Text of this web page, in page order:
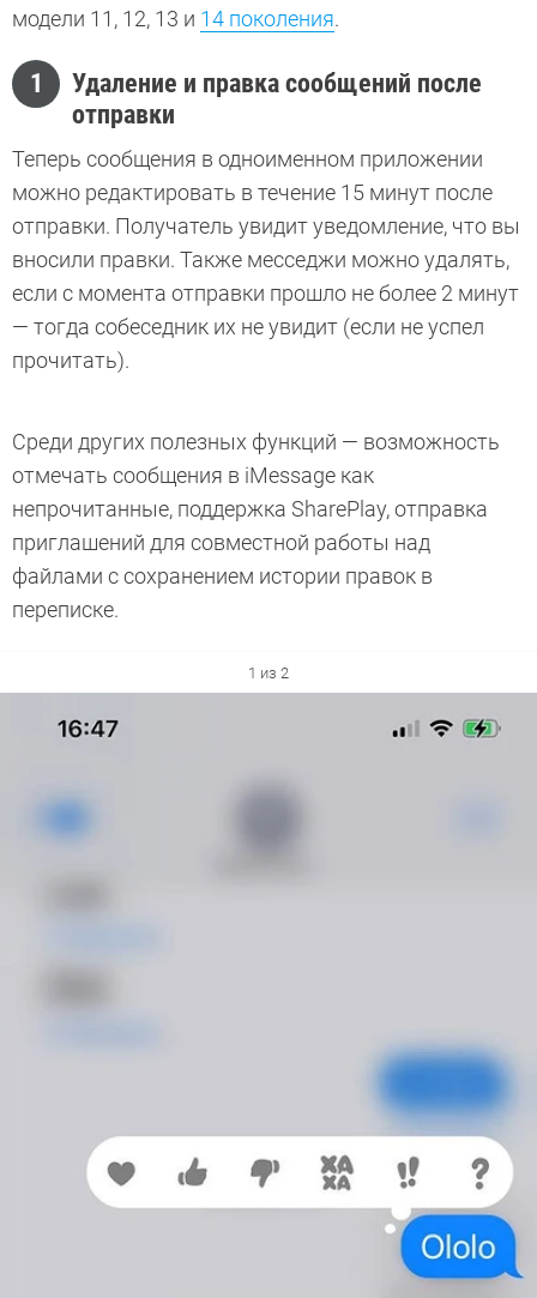
модели 11, 12, 13 и 14 поколения.
1
Удаление и правка сообщений после
отправки
Теперь сообщения в одноименном приложении
можно редактировать в течение 15 минут после
отправки. Получатель увидит уведомление, что вы
вносили правки. Также месседжи можно удалять,
если с момента отправки прошло не более 2 минут
— тогда собеседник их не увидит (если не успел
прочитать).
Среди других полезных функций — возможность
отмечать сообщения в iMessage как
непрочитанные, поддержка SharePlay, отправка
приглашений для совместной работы над
файлами с сохранением истории правок в
переписке.
1 из 2